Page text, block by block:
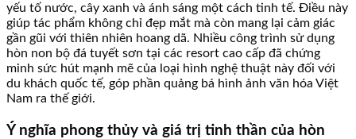
yếu tố nước, cây xanh và ánh sáng một cách tinh tế. Điều này
giúp tác phẩm không chỉ đẹp mắt mà còn mang lại cảm giác
gần gũi với thiên nhiên hoang dã. Nhiều công trình sử dụng
hòn non bộ đá tuyết sơn tại các resort cao cấp đã chứng
minh sức hút mạnh mẽ của loại hình nghệ thuật này đối với
du khách quốc tế, góp phần quảng bá hình ảnh văn hóa Việt
Nam ra thế giới.
Ý nghĩa phong thủy và giá trị tinh thần của hòn